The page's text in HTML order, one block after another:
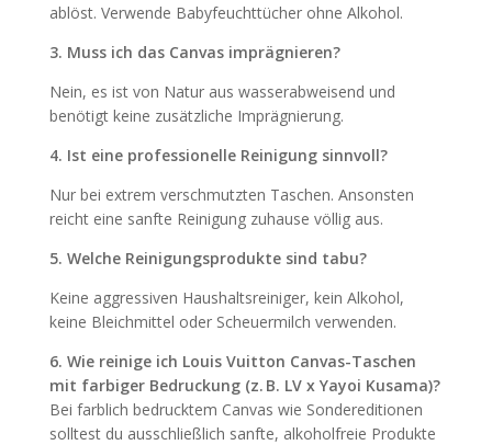
ablöst. Verwende Babyfeuchttücher ohne Alkohol.
3. Muss ich das Canvas imprägnieren?
Nein, es ist von Natur aus wasserabweisend und
benötigt keine zusätzliche Imprägnierung.
4. Ist eine professionelle Reinigung sinnvoll?
Nur bei extrem verschmutzten Taschen. Ansonsten
reicht eine sanfte Reinigung zuhause völlig aus.
5. Welche Reinigungsprodukte sind tabu?
Keine aggressiven Haushaltsreiniger, kein Alkohol,
keine Bleichmittel oder Scheuermilch verwenden.
6. Wie reinige ich Louis Vuitton Canvas-Taschen
mit farbiger Bedruckung (z. B. LV x Yayoi Kusama)?
Bei farblich bedrucktem Canvas wie Sondereditionen
solltest du ausschließlich sanfte, alkoholfreie Produkte